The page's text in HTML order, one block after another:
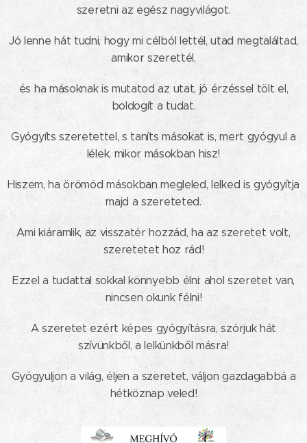
szeretni az egész nagyvilágot.
Jó lenne hát tudni, hogy mi célból lettél, utad megtaláltad,
amikor szerettél,
és ha másoknak is mutatod az utat, jó érzéssel tölt el,
boldogít a tudat.
Gyógyíts szeretettel, s taníts másokat is, mert gyógyul a
lélek, mikor másokban hisz!
Hiszem, ha örömöd másokban megleled, lelked is gyógyítja
majd a szereteted.
Ami kiáramlik, az visszatér hozzád, ha az szeretet volt,
szeretetet hoz rád!
Ezzel a tudattal sokkal könnyebb élni: ahol szeretet van,
nincsen okunk félni!
A szeretet ezért képes gyógyításra, szórjuk hát
szívünkből, a lelkünkből másra!
Gyógyuljon a világ, éljen a szeretet, váljon gazdagabbá a
hétköznap veled!